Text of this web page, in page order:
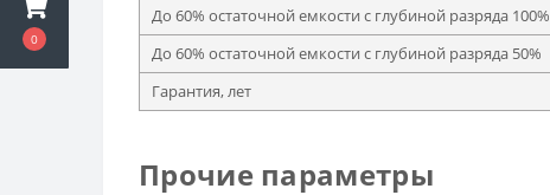
0
До 60% остаточной емкости с глубиной разряда 100%
До 60% остаточной емкости с глубиной разряда 50%
Гарантия, лет
Прочие параметры